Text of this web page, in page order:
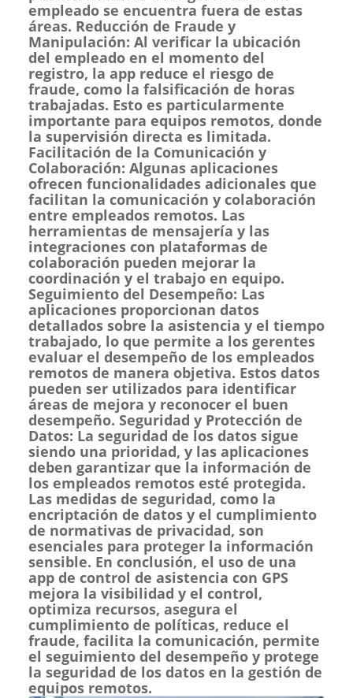
empleado se encuentra fuera de estas
áreas. Reducción de Fraude y
Manipulación: Al verificar la ubicación
del empleado en el momento del
registro, la app reduce el riesgo de
fraude, como la falsificación de horas
trabajadas. Esto es particularmente
importante para equipos remotos, donde
la supervisión directa es limitada.
Facilitación de la Comunicación y
Colaboración: Algunas aplicaciones
ofrecen funcionalidades adicionales que
facilitan la comunicación y colaboración
entre empleados remotos. Las
herramientas de mensajería y las
integraciones con plataformas de
colaboración pueden mejorar la
coordinación y el trabajo en equipo.
Seguimiento del Desempeño: Las
aplicaciones proporcionan datos
detallados sobre la asistencia y el tiempo
trabajado, lo que permite a los gerentes
evaluar el desempeño de los empleados
remotos de manera objetiva. Estos datos
pueden ser utilizados para identificar
áreas de mejora y reconocer el buen
desempeño. Seguridad y Protección de
Datos: La seguridad de los datos sigue
siendo una prioridad, y las aplicaciones
deben garantizar que la información de
los empleados remotos esté protegida.
Las medidas de seguridad, como la
encriptación de datos y el cumplimiento
de normativas de privacidad, son
esenciales para proteger la información
sensible. En conclusión, el uso de una
app de control de asistencia con GPS
mejora la visibilidad y el control,
optimiza recursos, asegura el
cumplimiento de políticas, reduce el
fraude, facilita la comunicación, permite
el seguimiento del desempeño y protege
la seguridad de los datos en la gestión de
equipos remotos.